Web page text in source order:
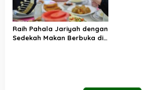
Raih Pahala Jariyah dengan
Sedekah Makan Berbuka di